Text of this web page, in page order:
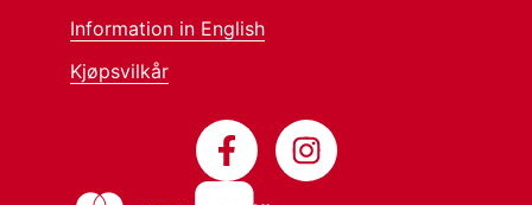
Information in English
Kjøpsvilkår